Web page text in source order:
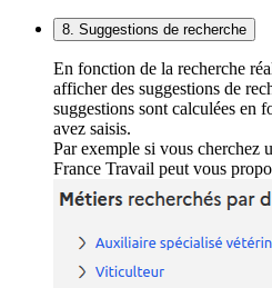
8. Suggestions de recherche
En fonction de la recherche
afficher des suggestions de
suggestions sont calculées en
avez saisis.
Par exemple si vous cherchez
France Travail peut vous